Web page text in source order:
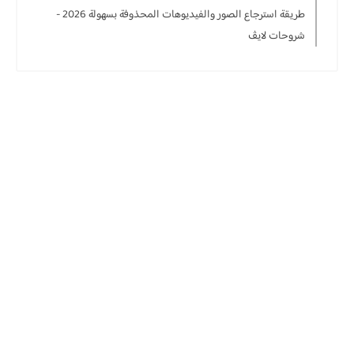
طريقة استرجاع الصور والفيديوهات المحذوفة بسهولة 2026 -
شروحات لايڤ